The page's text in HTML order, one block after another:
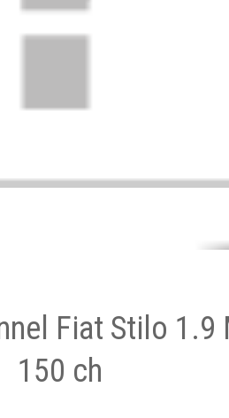
Fiat Stilo 1.9
150 ch